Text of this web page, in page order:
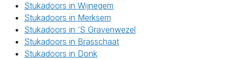
Stukadoors in Wijnegem
Stukadoors in Merksem
Stukadoors in ‘S Gravenwezel
Stukadoors in Brasschaat
Stukadoors in Donk